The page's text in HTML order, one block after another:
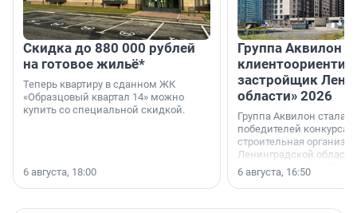
Скидка до 880 000 рублей
на готовое жильё*
Теперь квартиру в сданном ЖК
«Образцовый квартал 14» можно
купить со специальной скидкой.
6 августа, 18:00
Группа Аквилон
застройщик
области» 2026
Группа Аквилон стала
победителей конкурса
строительная
Ленинградской области
номинации «Самый
застройщик
области».
6 августа, 16:50